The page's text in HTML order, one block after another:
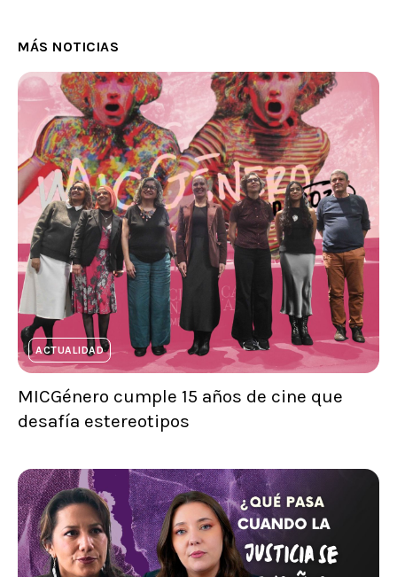
MÁS NOTICIAS
ACTUALIDAD
MICGénero cumple 15 años de cine que
desafía estereotipos